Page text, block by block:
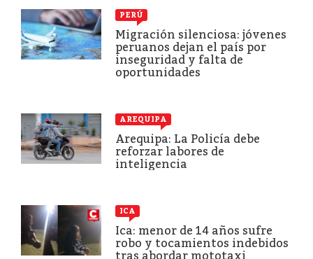
PERÚ
Migración silenciosa: jóvenes
peruanos dejan el país por
inseguridad y falta de
oportunidades
AREQUIPA
Arequipa: La Policía debe
reforzar labores de
inteligencia
ICA
Ica: menor de 14 años sufre
robo y tocamientos indebidos
tras abordar mototaxi